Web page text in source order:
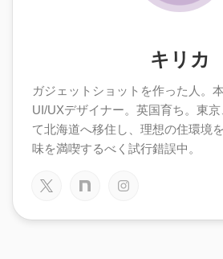
キリカ
ガジェットショットを作った人。
UI/UXデザイナー。英国育ち。東
て北海道へ移住し、理想の住環境
味を満喫するべく試行錯誤中。